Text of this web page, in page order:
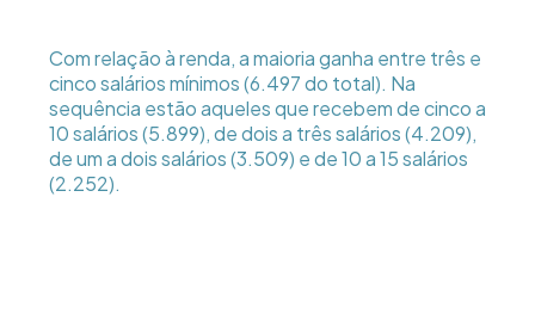
Com relação à renda, a maioria ganha entre três e
cinco salários mínimos (6.497 do total). Na
sequência estão aqueles que recebem de cinco a
10 salários (5.899), de dois a três salários (4.209),
de um a dois salários (3.509) e de 10 a 15 salários
(2.252).